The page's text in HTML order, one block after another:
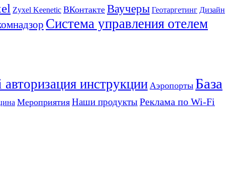
Zyxel Keenetic ВКонтакте Ваучеры Геотаргетинг Дизайн
Система управления отелем
инструкции Аэропорты База
Мероприятия Наши продуктыРеклама по Wi-Fi